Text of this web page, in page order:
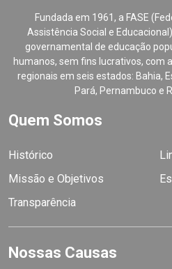
Fundada em 1961, a FASE
Assistência Social e
governamental de educação
humanos, sem fins lucrativos, com
regionais em seis estados: Bahia,
Pará, Pernambuco e
Quem Somos
Histórico
Missão e Objetivos
Transparência
Nossas Causas